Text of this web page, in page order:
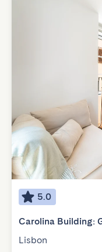
5.0
Carolina Building:
Lisbon